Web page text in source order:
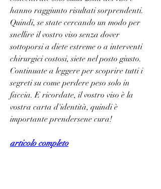
hanno raggiunto risultati sorprendenti.
Quindi, se state cercando un modo per
snellire il vostro viso senza dover
sottoporsi a diete estreme o a interventi
chirurgici costosi, siete nel posto giusto.
Continuate a leggere per scoprire tutti i
segreti su come perdere peso solo in
faccia. E ricordate, il vostro viso è la
vostra carta d'identità, quindi è
importante prendersene cura!
articolo completo